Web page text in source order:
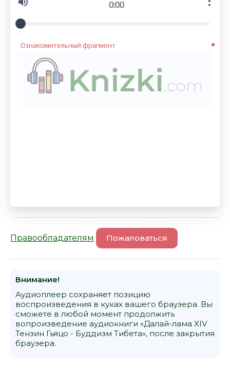
0:00
Ознакомительный фрагмент
Правообладателям Пожаловаться
Внимание!
Аудиоплеер сохраняет позицию
воспроизведения в куках вашего браузера. Вы
сможете в любой момент продолжить
вопроизведение аудиокниги «Далай-лама XIV
Тензин Гьяцо - Буддизм Тибета», после закрытия
браузера.